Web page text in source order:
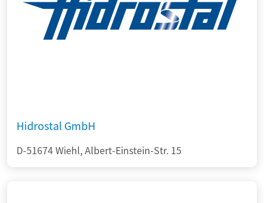
Hidrostal GmbH
D-51674 Wiehl, Albert-Einstein-Str. 15